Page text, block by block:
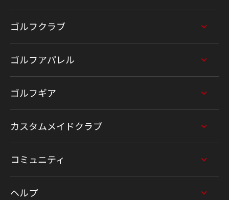
ゴルフクラブ
ゴルフアパレル
ゴルフギア
カスタムメイドクラブ
コミュニティ
ヘルプ